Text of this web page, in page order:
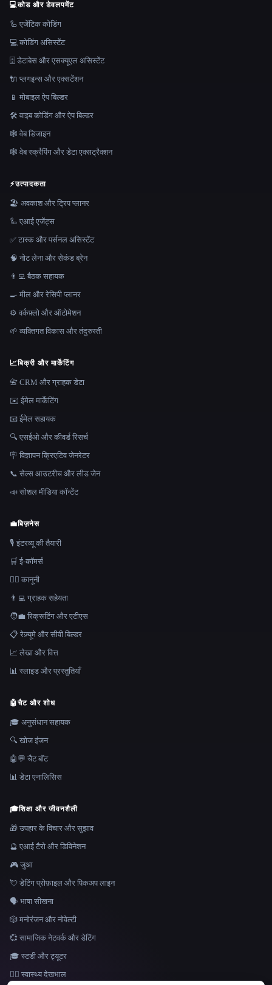
भाषा
💻कोड और डेवलपमेंट
🦾 एजेंटिक कोडिंग
💻 कोडिंग असिस्टेंट
🗄️ डेटाबेस और एसक्यूएल असिस्टेंट
🔌 प्लगइन्स और एक्सटेंशन
📱 मोबाइल ऐप बिल्डर
🛠️ वाइब कोडिंग और ऐप बिल्डर
🕸 वेब डिजाइन
🕸️ वेब स्क्रैपिंग और डेटा एक्सट्रैक्शन
⚡उत्पादकता
🏖 अवकाश और ट्रिप प्लानर
🦾 एआई एजेंट्स
✅ टास्क और पर्सनल असिस्टेंट
🧠 नोट लेना और सेकंड ब्रेन
👨‍💻 बैठक सहायक
🍳 मील और रेसिपी प्लानर
⚙️ वर्कफ़्लो और ऑटोमेशन
🌱 व्यक्तिगत विकास और तंदुरुस्ती
📈बिक्री और मार्केटिंग
📇 CRM और ग्राहक डेटा
✉️ ईमेल मार्केटिंग
📧 ईमेल सहायक
🔍 एसईओ और कीवर्ड रिसर्च
🪧 विज्ञापन क्रिएटिव जेनरेटर
📞 सेल्स आउटरीच और लीड जेन
📣 सोशल मीडिया कॉन्टेंट
💼बिज़नेस
🎙️ इंटरव्यू की तैयारी
🛒 ई-कॉमर्स
👩‍⚖️ कानूनी
👨‍💻 ग्राहक सहेयता
🧑‍💼 रिक्रूटिंग और एटीएस
📋 रेज़्यूमे और सीवी बिल्डर
📈 लेखा और वित्त
📊 स्लाइड और प्रस्तुतियाँ
🤖चैट और शोध
🎓 अनुसंधान सहायक
🔍 खोज इंजन
🤖💬 चैट बॉट
📊 डेटा एनालिसिस
🎓शिक्षा और जीवनशैली
🎁 उपहार के विचार और सुझाव
🔮 एआई टैरो और डिविनेशन
🎮 जुआ
💘 डेटिंग प्रोफ़ाइल और पिकअप लाइन
🗣️ भाषा सीखना
🎲 मनोरंजन और नोवेल्टी
💞 सामाजिक नेटवर्क और डेटिंग
🎓 स्टडी और ट्यूटर
👩‍⚕️ स्वास्थ्य देखभाल